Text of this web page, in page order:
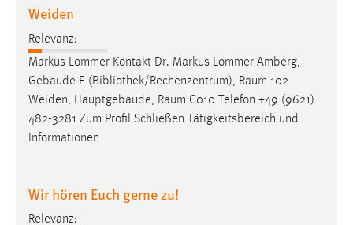
Weiden
Relevanz:
Markus Lommer Kontakt Dr. Markus Lommer Amberg,
Gebäude E (Bibliothek/Rechenzentrum), Raum 102
Weiden, Hauptgebäude, Raum C010 Telefon +49 (9621)
482-3281 Zum Profil Schließen Tätigkeitsbereich und
Informationen
Wir hören Euch gerne zu!
Relevanz: